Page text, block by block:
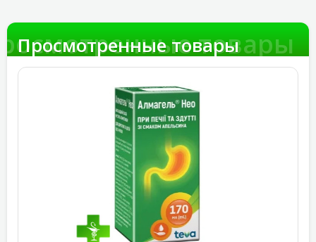
товары
Просмотренные товары